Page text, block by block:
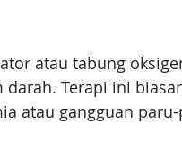
atau tabung
Terapi ini
atau gangguan